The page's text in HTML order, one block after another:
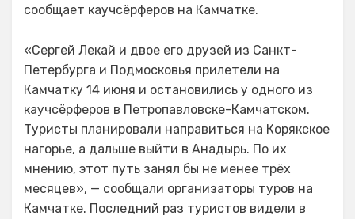
сообщает каучсёрферов на Камчатке.
«Сергей Лекай и двое его друзей из Санкт-
Петербурга и Подмосковья прилетели на
Камчатку 14 июня и остановились у одного из
каучсёрферов в Петропавловске-Камчатском.
Туристы планировали направиться на Корякское
нагорье, а дальше выйти в Анадырь. По их
мнению, этот путь занял бы не менее трёх
месяцев», — сообщали организаторы туров на
Камчатке. Последний раз туристов видели в